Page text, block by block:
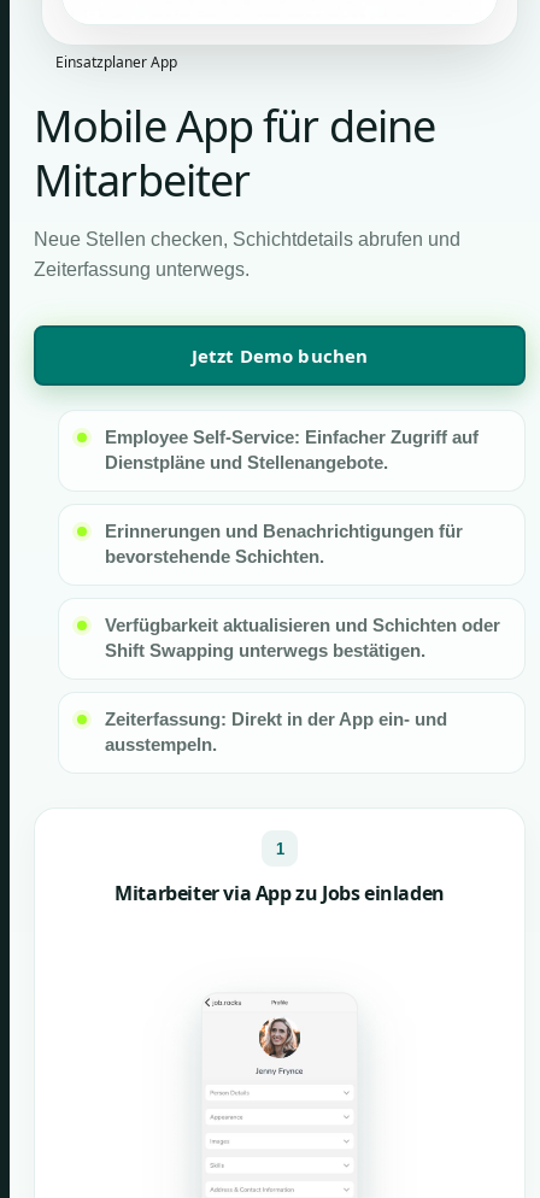
Einsatzplaner App
Mobile App für deine
Mitarbeiter
Neue Stellen checken, Schichtdetails abrufen und
Zeiterfassung unterwegs.
Jetzt Demo buchen
Employee Self-Service: Einfacher Zugriff auf
Dienstpläne und Stellenangebote.
Erinnerungen und Benachrichtigungen für
bevorstehende Schichten.
Verfügbarkeit aktualisieren und Schichten oder
Shift Swapping unterwegs bestätigen.
Zeiterfassung: Direkt in der App ein- und
ausstempeln.
1
Mitarbeiter via App zu Jobs einladen